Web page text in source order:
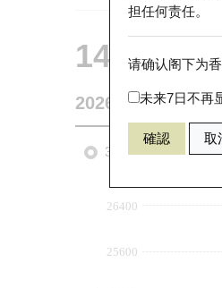
担任何责任。
请确认阁下为
未来7日不再
確認 取
14326 瑞
2026-08-07 相
3个月 6个月
25600
26400